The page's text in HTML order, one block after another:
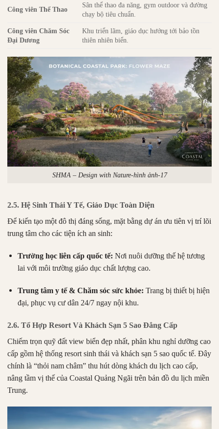
Công viên Thể Thao
Sân thể thao đa năng, gym outdoor và đường
chạy bộ tiêu chuẩn.
Công viên Chăm Sóc
Đại Dương
Khu triển lãm, giáo dục hướng tới bảo tồn
thiên nhiên biển.
SHMA – Design with Nature-hình ảnh-17
2.5. Hệ Sinh Thái Y Tế, Giáo Dục Toàn Diện
Để kiến tạo một đô thị đáng sống, mặt bằng dự án ưu tiên vị trí lõi
trung tâm cho các tiện ích an sinh:
Trường học liên cấp quốc tế: Nơi nuôi dưỡng thế hệ tương
lai với môi trường giáo dục chất lượng cao.
Trung tâm y tế & Chăm sóc sức khỏe: Trang bị thiết bị hiện
đại, phục vụ cư dân 24/7 ngay nội khu.
2.6. Tổ Hợp Resort Và Khách Sạn 5 Sao Đẳng Cấp
Chiếm trọn quỹ đất view biển đẹp nhất, phân khu nghỉ dưỡng cao
cấp gồm hệ thống resort sinh thái và khách sạn 5 sao quốc tế. Đây
chính là “thỏi nam châm” thu hút dòng khách du lịch cao cấp,
nâng tầm vị thế của Coastal Quảng Ngãi trên bản đồ du lịch miền
Trung.